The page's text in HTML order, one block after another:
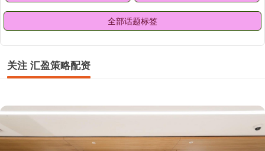
全部话题标签
关注 汇盈策略配资